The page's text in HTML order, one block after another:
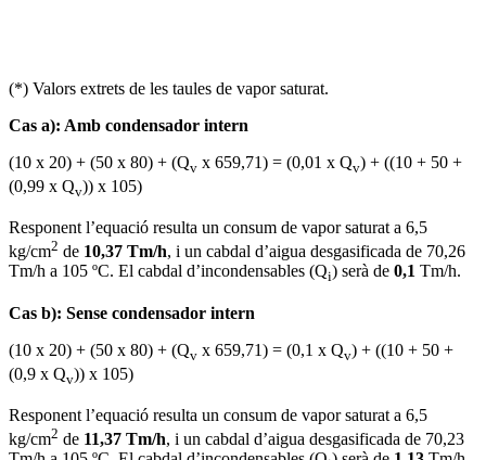
(*) Valors extrets de les taules de vapor saturat.
Cas a): Amb condensador intern
(10 x 20) + (50 x 80) + (Qv x 659,71) = (0,01 x Qv) + ((10 + 50 +
(0,99 x Qv)) x 105)
Responent l’equació resulta un consum de vapor saturat a 6,5
kg/cm2 de 10,37 Tm/h, i un cabdal d’aigua desgasificada de 70,26
Tm/h a 105 ºC. El cabdal d’incondensables (Qi) serà de 0,1 Tm/h.
Cas b): Sense condensador intern
(10 x 20) + (50 x 80) + (Qv x 659,71) = (0,1 x Qv) + ((10 + 50 +
(0,9 x Qv)) x 105)
Responent l’equació resulta un consum de vapor saturat a 6,5
kg/cm2 de 11,37 Tm/h, i un cabdal d’aigua desgasificada de 70,23